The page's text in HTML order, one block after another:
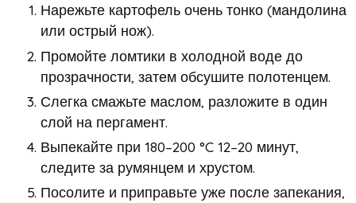
Нарежьте картофель очень тонко (мандолина
или острый нож).
Промойте ломтики в холодной воде до
прозрачности, затем обсушите полотенцем.
Слегка смажьте маслом, разложите в один
слой на пергамент.
Выпекайте при 180–200 °C 12–20 минут,
следите за румянцем и хрустом.
Посолите и приправьте уже после запекания,